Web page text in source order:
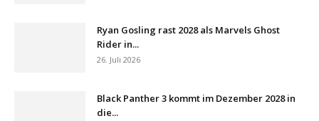
Ryan Gosling rast 2028 als Marvels Ghost
Rider in...
26. Juli 2026
Black Panther 3 kommt im Dezember 2028 in
die...